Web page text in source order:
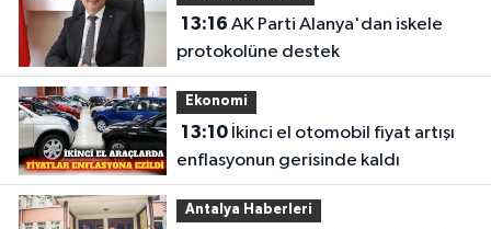
13:16
protokolüne destek
Ekonomi
13:10İkinci el otomobil fiyat artışı
enflasyonun gerisinde kaldı
Antalya Haberleri